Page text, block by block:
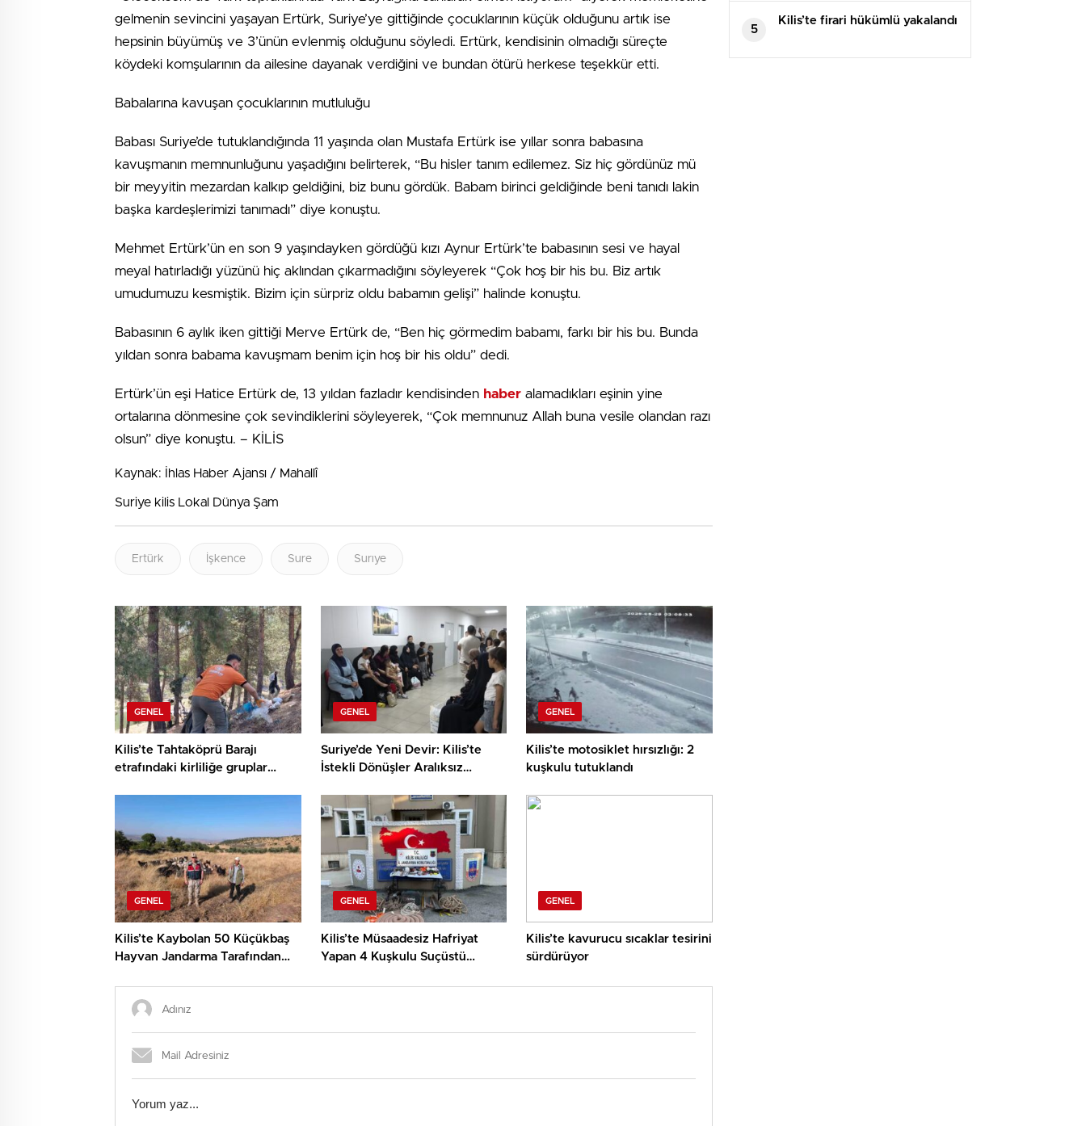
gelmenin sevincini yaşayan Ertürk, Suriye’ye gittiğinde çocuklarının küçük olduğunu artık ise
hepsinin büyümüş ve 3’ünün evlenmiş olduğunu söyledi. Ertürk, kendisinin olmadığı süreçte
köydeki komşularının da ailesine dayanak verdiğini ve bundan ötürü herkese teşekkür etti.
Babalarına kavuşan çocuklarının mutluluğu
Babası Suriye’de tutuklandığında 11 yaşında olan Mustafa Ertürk ise yıllar sonra babasına
kavuşmanın memnunluğunu yaşadığını belirterek, “Bu hisler tanım edilemez. Siz hiç gördünüz mü
bir meyyitin mezardan kalkıp geldiğini, biz bunu gördük. Babam birinci geldiğinde beni tanıdı lakin
başka kardeşlerimizi tanımadı” diye konuştu.
Mehmet Ertürk’ün en son 9 yaşındayken gördüğü kızı Aynur Ertürk’te babasının sesi ve hayal
meyal hatırladığı yüzünü hiç aklından çıkarmadığını söyleyerek “Çok hoş bir his bu. Biz artık
umudumuzu kesmiştik. Bizim için sürpriz oldu babamın gelişi” halinde konuştu.
Babasının 6 aylık iken gittiği Merve Ertürk de, “Ben hiç görmedim babamı, farkı bir his bu. Bunda
yıldan sonra babama kavuşmam benim için hoş bir his oldu” dedi.
Ertürk’ün eşi Hatice Ertürk de, 13 yıldan fazladır kendisinden haber alamadıkları eşinin yine
ortalarına dönmesine çok sevindiklerini söyleyerek, “Çok memnunuz Allah buna vesile olandan razı
olsun” diye konuştu. – KİLİS
Kaynak: İhlas Haber Ajansı / Mahallî
Suriye kilis Lokal Dünya Şam
Ertürk İşkence Sure Surıye
GENEL
Kilis’te Tahtaköprü Barajı
etrafındaki kirliliğe gruplar
GENEL
Suriye’de Yeni Devir: Kilis’te
İstekli Dönüşler Aralıksız
GENEL
Kilis’te motosiklet hırsızlığı: 2
kuşkulu tutuklandı
GENEL
Kilis’te Kaybolan 50 Küçükbaş
Hayvan Jandarma Tarafından
GENEL
Kilis’te Müsaadesiz Hafriyat
Yapan 4 Kuşkulu Suçüstü
GENEL
Kilis’te kavurucu sıcaklar tesirini
sürdürüyor
parti kazandı? 2018 Kilis AK
5
Kilis’te firari hükümlü yakalandı